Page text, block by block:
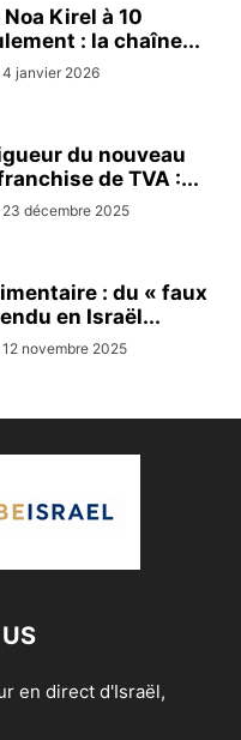
Kirel à 10
: la chaîne...
4 janvier 2026
du nouveau
de TVA :...
23 décembre 2025
: du « faux
en Israël...
12 novembre 2025
en direct d'Israël,